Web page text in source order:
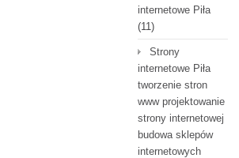
internetowe Piła
(11)
Strony
internetowe Piła
tworzenie stron
www projektowanie
strony internetowej
budowa sklepów
internetowych